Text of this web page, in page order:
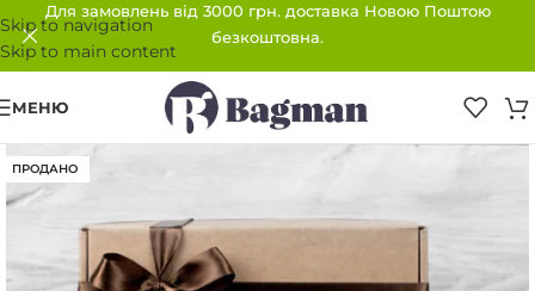
Skip to navigation
Skip to main content
Для замовлень від 3000 грн. доставка Новою Поштою
безкоштовна.
МЕНЮ
ПРОДАНО